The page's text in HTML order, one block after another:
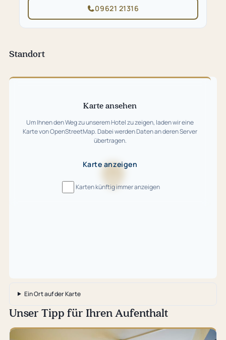
09621 21316
Standort
Karte
Karte ansehen
Um Ihnen den Weg zu unserem Hotel zu zeigen, laden wir eine
Karte von OpenStreetMap. Dabei werden Daten an deren Server
übertragen.
Karte anzeigen
Karten künftig immer anzeigen
wird
Ein Ort auf der Karte
Unser Tipp für Ihren Aufenthalt